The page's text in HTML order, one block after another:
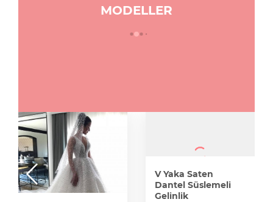
MODELLER
V Yaka Saten
Dantel Süslemeli
Gelinlik